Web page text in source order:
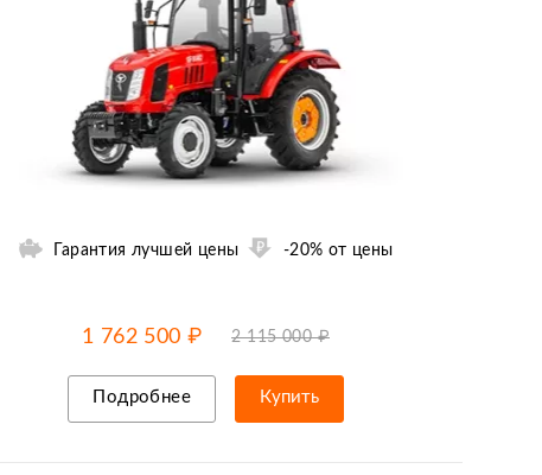
Гарантия лучшей цены -20% от цены
-20% от цены до06.08
1 762 500 ₽ 2 115 000 ₽
Подробнее Купить